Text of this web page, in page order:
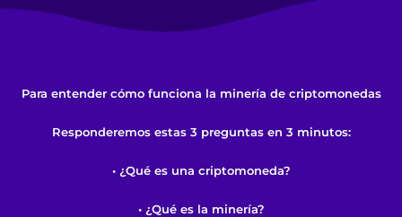
Para entender cómo funciona la minería de criptomonedas
Responderemos estas 3 preguntas en 3 minutos:
• ¿Qué es una criptomoneda?
• ¿Qué es la minería?